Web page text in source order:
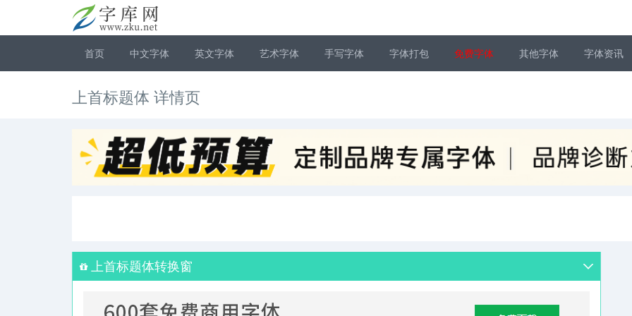
首页 中文字体 英文字体 艺术字体 手写字体 字体打包 免费字体 其他字体 字体资讯
上首标题体 详情页
上首标题体转换窗